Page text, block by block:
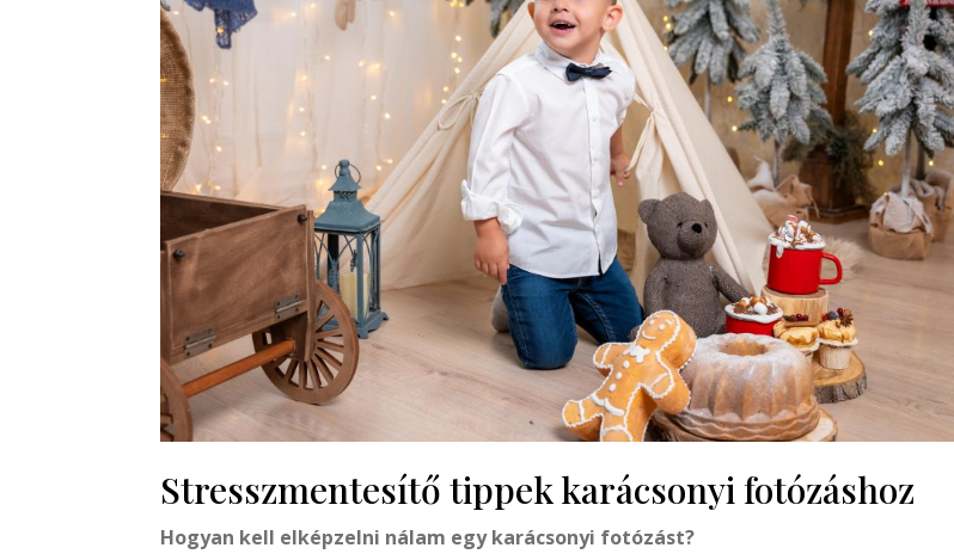
Stresszmentesítő tippek karácsonyi fotózáshoz
Hogyan kell elképzelni nálam egy karácsonyi fotózást?